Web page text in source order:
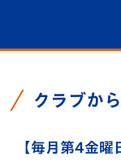
クラブか
【毎月第4金